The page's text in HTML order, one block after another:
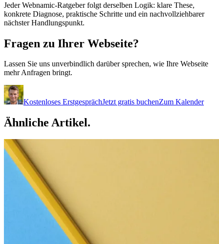
Jeder Webnamic-Ratgeber folgt derselben Logik: klare These,
konkrete Diagnose, praktische Schritte und ein nachvollziehbarer
nächster Handlungspunkt.
Fragen zu Ihrer Webseite?
Lassen Sie uns unverbindlich darüber sprechen, wie Ihre Webseite
mehr Anfragen bringt.
Kostenloses ErstgesprächJetzt gratis buchenZum Kalender
Ähnliche Artikel.